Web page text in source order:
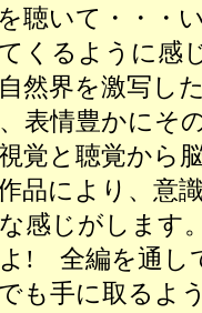
聴いて・・・
くるように感
然界を激写し
表情豊かにそ
覚と聴覚から
品により、意
感じがします
! 全編を通し
も手に取るよ